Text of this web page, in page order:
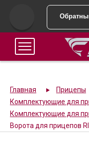
Главная
Прицепы
Комплектующие для
Комплектующие для
Ворота для прицепов